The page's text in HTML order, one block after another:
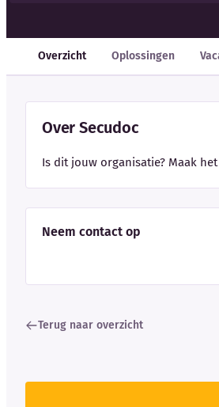
Overzicht Oplossingen
Over Secudoc
Is dit jouw organisatie? Maak
Neem contact op
Terug naar overzicht